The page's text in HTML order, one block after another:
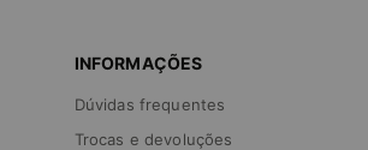
INFORMAÇÕES
Dúvidas frequentes
Trocas e devoluções